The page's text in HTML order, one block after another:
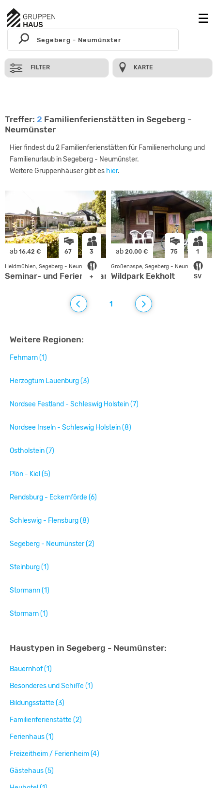
FILTER KARTE
Treffer: 2 Familienferienstätten in Segeberg -
Neumünster
Hier findest du 2 Familienferienstätten für Familienerholung und
Familienurlaub in Segeberg - Neumünster.
Weitere Gruppenhäuser gibt es hier.
ab 16.42 € 67 3
+
Heidmühlen, Segeberg - Neumünster
Seminar- und Ferienhof am Klint
ab 20.00 € 75 1
SV
Großenaspe, Segeberg - Neumünster
Wildpark Eekholt
1
Weitere Regionen:
Fehmarn (1)
Herzogtum Lauenburg (3)
Nordsee Festland - Schleswig Holstein (7)
Nordsee Inseln - Schleswig Holstein (8)
Ostholstein (7)
Plön - Kiel (5)
Rendsburg - Eckernförde (6)
Schleswig - Flensburg (8)
Segeberg - Neumünster (2)
Steinburg (1)
Stormann (1)
Stormarn (1)
Haustypen in Segeberg - Neumünster:
Bauernhof (1)
Besonderes und Schiffe (1)
Bildungsstätte (3)
Familienferienstätte (2)
Ferienhaus (1)
Freizeitheim / Ferienheim (4)
Gästehaus (5)